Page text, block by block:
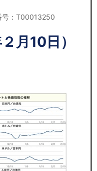
号：T00013250
月10日）